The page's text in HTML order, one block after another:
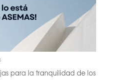
para la tranquilidad de los